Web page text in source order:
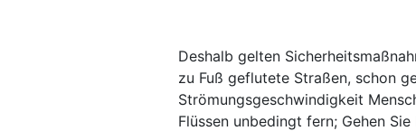
Deshalb gelten
zu Fuß geflutete Straßen, schon
Strömungsgeschwindigkeit
Flüssen unbedingt fern; Gehen